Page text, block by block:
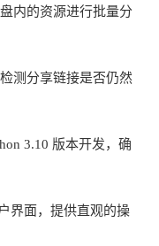
内的资源进行批量分
测分享链接是否仍然
3.10 版本开发，确
界面，提供直观的操